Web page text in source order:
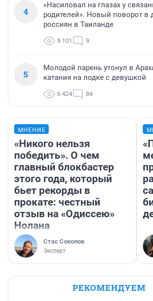
4
«Насиловал на глазах у
родителей». Новый поворот в
россиян в Таиланде
9 101 9
5
Молодой парень утонул в
катания на лодке с девушкой
6 424 84
МНЕНИЕ
«Никого нельзя
победить». О чем
главный блокбастер
этого года, который
бьет рекорды в
прокате: честный
отзыв на «Одиссею»
Нолана
Стас Соколов
Эксперт
РЕКОМЕНДУЕМ